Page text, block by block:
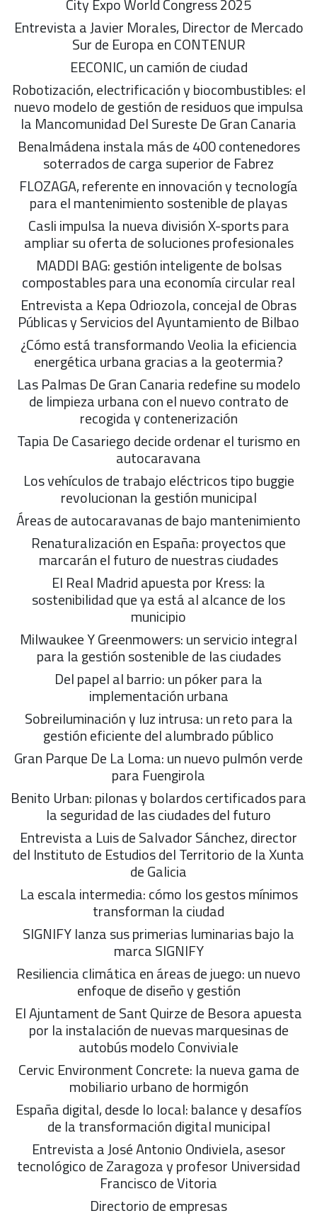
City Expo World Congress 2025
Entrevista a Javier Morales, Director de Mercado
Sur de Europa en CONTENUR
EECONIC, un camión de ciudad
Robotización, electrificación y biocombustibles: el
nuevo modelo de gestión de residuos que impulsa
la Mancomunidad Del Sureste De Gran Canaria
Benalmádena instala más de 400 contenedores
soterrados de carga superior de Fabrez
FLOZAGA, referente en innovación y tecnología
para el mantenimiento sostenible de playas
Casli impulsa la nueva división X-sports para
ampliar su oferta de soluciones profesionales
MADDI BAG: gestión inteligente de bolsas
compostables para una economía circular real
Entrevista a Kepa Odriozola, concejal de Obras
Públicas y Servicios del Ayuntamiento de Bilbao
¿Cómo está transformando Veolia la eficiencia
energética urbana gracias a la geotermia?
Las Palmas De Gran Canaria redefine su modelo
de limpieza urbana con el nuevo contrato de
recogida y contenerización
Tapia De Casariego decide ordenar el turismo en
autocaravana
Los vehículos de trabajo eléctricos tipo buggie
revolucionan la gestión municipal
Áreas de autocaravanas de bajo mantenimiento
Renaturalización en España: proyectos que
marcarán el futuro de nuestras ciudades
El Real Madrid apuesta por Kress: la
sostenibilidad que ya está al alcance de los
municipio
Milwaukee Y Greenmowers: un servicio integral
para la gestión sostenible de las ciudades
Del papel al barrio: un póker para la
implementación urbana
Sobreiluminación y luz intrusa: un reto para la
gestión eficiente del alumbrado público
Gran Parque De La Loma: un nuevo pulmón verde
para Fuengirola
Benito Urban: pilonas y bolardos certificados para
la seguridad de las ciudades del futuro
Entrevista a Luis de Salvador Sánchez, director
del Instituto de Estudios del Territorio de la Xunta
de Galicia
La escala intermedia: cómo los gestos mínimos
transforman la ciudad
SIGNIFY lanza sus primerias luminarias bajo la
marca SIGNIFY
Resiliencia climática en áreas de juego: un nuevo
enfoque de diseño y gestión
El Ajuntament de Sant Quirze de Besora apuesta
por la instalación de nuevas marquesinas de
autobús modelo Conviviale
Cervic Environment Concrete: la nueva gama de
mobiliario urbano de hormigón
España digital, desde lo local: balance y desafíos
de la transformación digital municipal
Entrevista a José Antonio Ondiviela, asesor
tecnológico de Zaragoza y profesor Universidad
Francisco de Vitoria
Directorio de empresas